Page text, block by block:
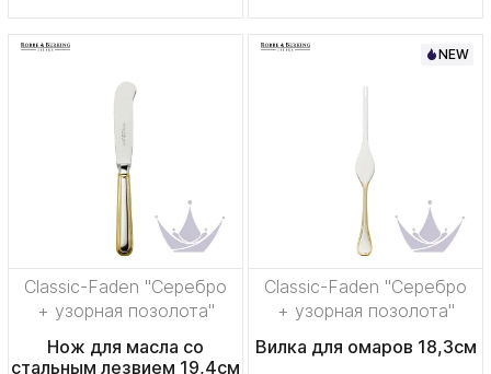
Classic-Faden "Серебро
+ узорная позолота"
Нож для масла со
стальным лезвием 19,4см
NEW
Classic-Faden "Серебро
+ узорная позолота"
Вилка для омаров 18,3см